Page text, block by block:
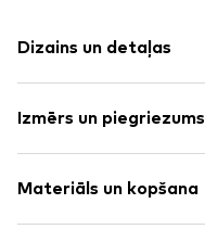
Dizains un detaļas
Ādas imitācija
Atvērts purngals
Regulējamas siksnas
Izmērs un piegriezums
Materiāls un kopšana